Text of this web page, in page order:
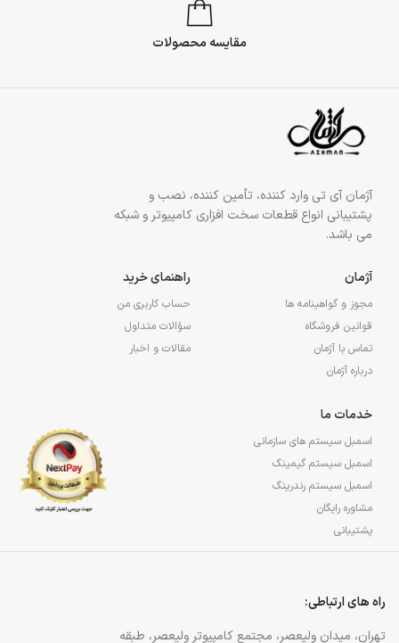
مقایسه محصولات
آژمان آی تی وارد کننده، تأمین کننده، نصب و
پشتیبانی انواع قطعات سخت افزاری کامپیوتر و شبکه
می باشد.
آژمان
مجوز و گواهینامه ها
قوانین فروشگاه
تماس با آژمان
درباره آژمان
راهنمای خرید
حساب کاربری من
سؤالات متداول
مقالات و اخبار
خدمات ما
اسمبل سیستم های سازمانی
اسمبل سیستم گیمینگ
اسمبل سیستم رندرینگ
مشاوره رایگان
پشتیبانی
راه های ارتباطی:
تهران، میدان ولیعصر، مجتمع کامپیوتر ولیعصر، طبقه